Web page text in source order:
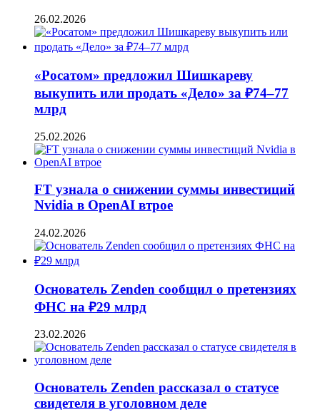
26.02.2026
«Росатом» предложил Шишкареву
выкупить или продать «Дело» за ₽74–77
млрд
25.02.2026
FT узнала о снижении суммы инвестиций
Nvidia в OpenAI втрое
24.02.2026
Основатель Zenden сообщил о претензиях
ФНС на ₽29 млрд
23.02.2026
Основатель Zenden рассказал о статусе
свидетеля в уголовном деле